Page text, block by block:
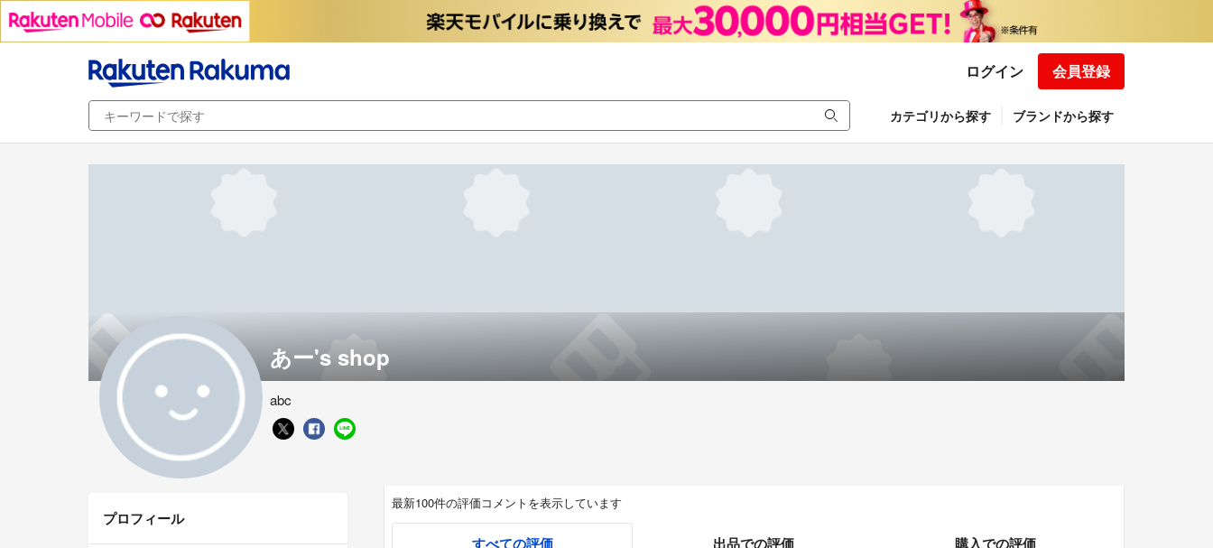
ログイン 会員登録
カテゴリから探す ブランドから探す
あー's shop
abc
最新100件の評価コメントを表示しています
すべての評価 出品での評価 購入での評価
プロフィール